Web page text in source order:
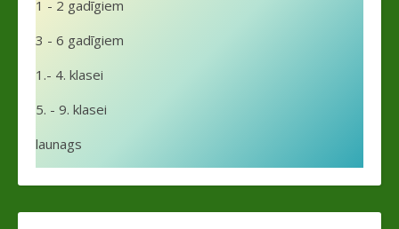
1 - 2 gadīgiem
3 - 6 gadīgiem
1.- 4. klasei
5. - 9. klasei
launags